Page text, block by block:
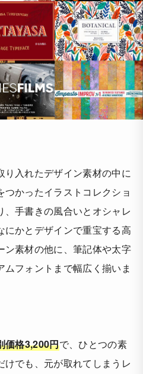
入れたデザイン素材の中に
かったイラストコレクショ
、手書きの風合いとオシャレ
にかとデザインで重宝する高
ン素材の他に、筆記体や太字
フォントまで幅広く揃いま
価格3,200円で、ひとつの素
でも、元が取れてしまうレ